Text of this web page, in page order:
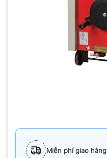
Miễn phí giao hàng